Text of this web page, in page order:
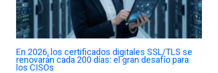
En 2026, los certificados digitales SSL/TLS se
renovarán cada 200 días: el gran desafío para
los CISOs